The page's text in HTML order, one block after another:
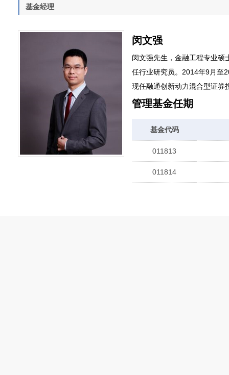
基金经理
闵文强
闵文强先生，金融工程专业
任行业研究员。2014年9月至
现任融通创新动力混合型证券
管理基金任期
基金代码
011813
011814